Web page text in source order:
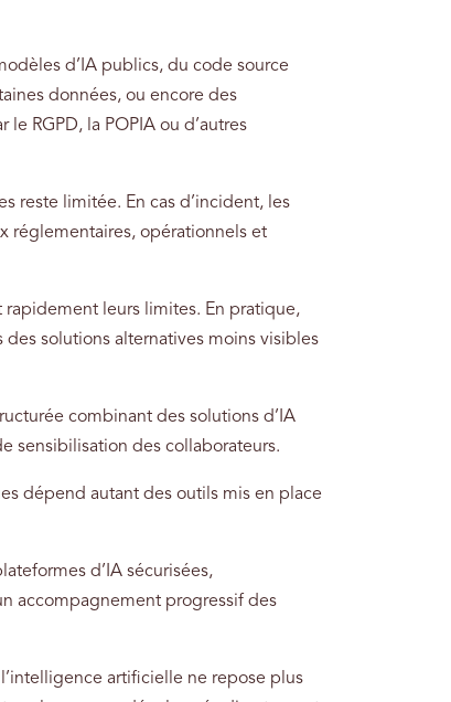
d’IA publics, du code source
données, ou encore des
RGPD, la POPIA ou d’autres
reste limitée. En cas d’incident, les
réglementaires, opérationnels et
leurs limites. En pratique,
solutions alternatives moins visibles
combinant des solutions d’IA
sensibilisation des collaborateurs.
dépend autant des outils mis en place
d’IA sécurisées,
accompagnement progressif des
artificielle ne repose plus